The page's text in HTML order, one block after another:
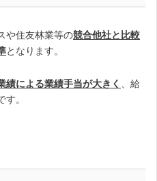
や住友林業等の競合他社と比較
となります。
績による業績手当が大きく
、給
。